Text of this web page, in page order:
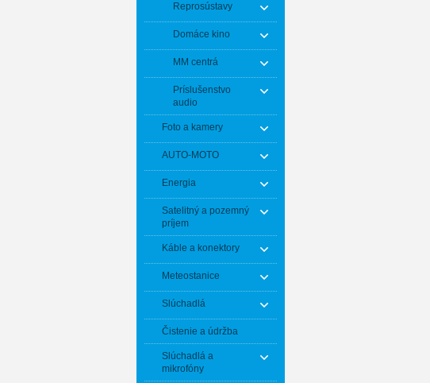
Reprosústavy
Domáce kino
MM centrá
Príslušenstvo
audio
Foto a kamery
AUTO-MOTO
Energia
Satelitný a pozemný
príjem
Káble a konektory
Meteostanice
Slúchadlá
Čistenie a údržba
Slúchadlá a
mikrofóny